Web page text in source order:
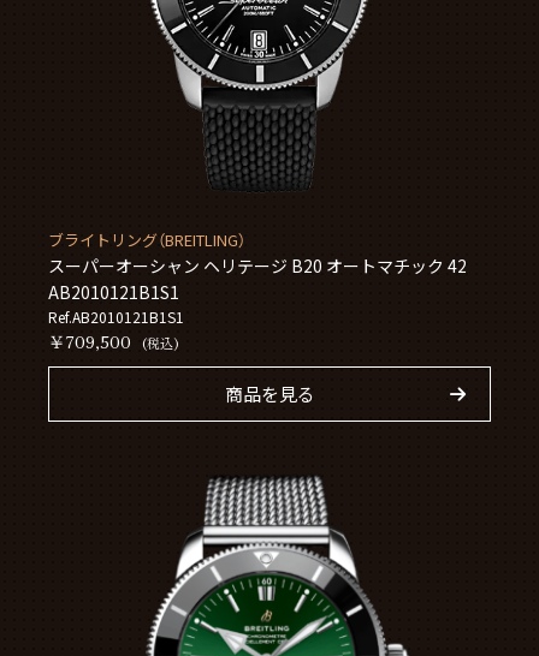
ブライトリング（BREITLING）
スーパーオーシャン ヘリテージ B20 オートマチック 42
AB2010121B1S1
Ref.AB2010121B1S1
￥709,500 (税込)
商品を見る